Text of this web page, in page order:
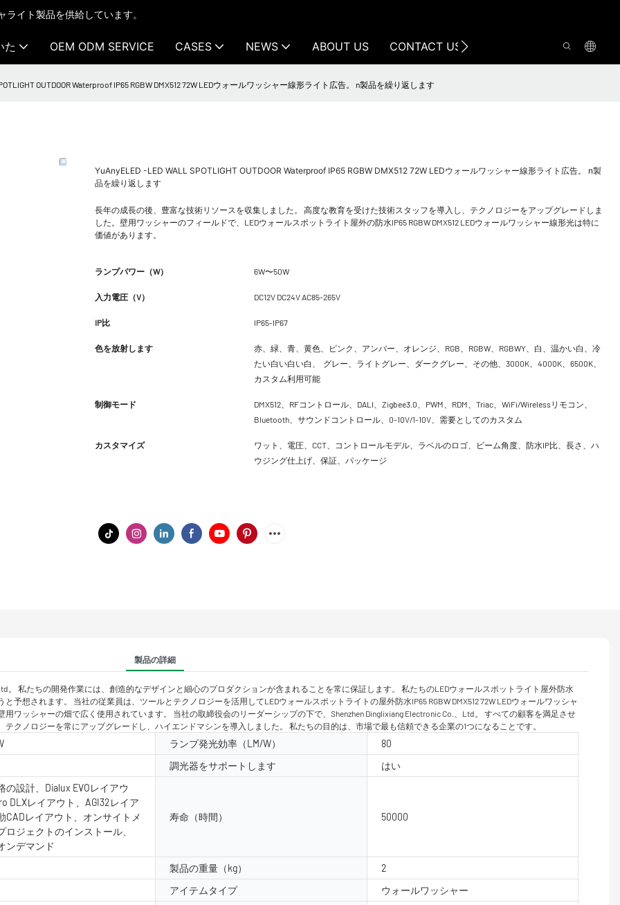
イト製品を供給しています。
た OEM ODM SERVICE CASES NEWS ABOUT US CONTACT US
OUTDOOR Waterproof IP65 RGBW DMX512 72W LEDウォールワッシャー線形ライト広告。 n製品を繰り返します
YuAnyELED -LED WALL SPOTLIGHT OUTDOOR Waterproof IP65 RGBW DMX512 72W LEDウォールワッシャー線形ライト広告。 n製
品を繰り返します
長年の成長の後、豊富な技術リソースを収集しました。 高度な教育を受けた技術スタッフを導入し、テクノロジーをアップグレードしま
した。壁用ワッシャーのフィールドで、LEDウォールスポットライト屋外の防水IP65 RGBW DMX512 LEDウォールワッシャー線形光は特に
価値があります。
ランプパワー（W） 6W〜50W
入力電圧（V） DC12V DC24V AC85-265V
IP比 IP65-IP67
色を放射します
赤、緑、青、黄色、ピンク、アンバー、オレンジ、RGB、RGBW、RGBWY、白、温かい白、冷
たい白い白い白、 グレー、ライトグレー、ダークグレー、その他、3000K、4000K、6500K、
カスタム利用可能
制御モード
DMX512、RFコントロール、DALI、Zigbee3.0、PWM、RDM、Triac、WiFi/Wirelessリモコン、
Bluetooth、サウンドコントロール、0-10V/1-10V、需要としてのカスタム
カスタマイズ
ワット、電圧、CCT、コントロールモデル、ラベルのロゴ、ビーム角度、防水IP比、長さ、ハ
ウジング仕上げ、保証、パッケージ
製品の詳細
。 私たちの開発作業には、創造的なデザインと細心のプロダクションが含まれることを常に保証します。 私たちのLEDウォールスポットライト屋外防水
と予想されます。 当社の従業員は、ツールとテクノロジーを活用してLEDウォールスポットライトの屋外防水IP65 RGBW DMX512 72W LEDウォールワッシャ
ワッシャーの畑で広く使用されています。 当社の取締役会のリーダーシップの下で、Shenzhen Dinglixiang Electronic Co.、Ltd。 すべての顧客を満足させ
クノロジーを常にアップグレードし、ハイエンドマシンを導入しました。 私たちの目的は、市場で最も信頼できる企業の1つになることです。
ランプ発光効率（LM/W）
80
調光器をサポートします
はい
の設計、Dialux EVOレイアウ
DLXレイアウト、AGI32レイア
CADレイアウト、オンサイトメ
ロジェクトのインストール、
ンデマンド
寿命（時間） 50000
製品の重量（kg）
2
アイテムタイプ
ウォールワッシャー